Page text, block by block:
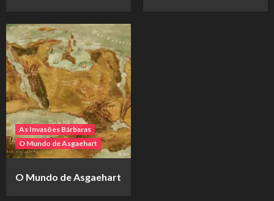
As Invasões Bárbaras
O Mundo de Asgaehart
O Mundo de Asgaehart